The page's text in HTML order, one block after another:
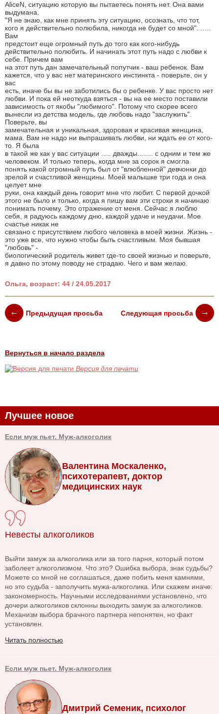
AliceN, ситуацию которую вы пытаетесь понять нет. Она вами
выдумана.
"Я не знаю, как мне принять эту ситуацию, осознать, что тот,
кого я действительно полюбила, никогда не будет со мной". .....
Вам
предстоит еще огромный путь до того как кого-нибудь
действительно полюбить. И начинать этот путь надо с любви к
себе. Причем вам
на этот путь дан замечательный попутчик - ваш ребенок. Вам
кажется, что у вас нет материнского инстинкта - поверьте, он у
вас
есть, иначе бы вы не заботились бы о ребенке. У вас просто нет
любви. И пока ей неоткуда взяться - вы на ее место поставили
зависимость от якобы "любимого". Потому что скорее всего
вынесли из детства модель, где любовь надо "заслужить".
Поверьте, вы
замечательная и уникальная, здоровая и красивая женщина,
мама. Вам не надо ни выпрашивать любви, ни ждать ее от кого-
то. Я была
в такой же как у вас ситуации ..... дважды........ с одним и тем же
человеком. И только теперь, когда мне за сорок я смогла
понять какой огромный путь был от "влюбленной" девчонки до
зрелой и счастливой женщины. Моей малышке три года и она
целует мне
руки, она каждый день говорит мне что любит. С первой дочкой
этого не было и только, когда я пишу вам эти строки я начинаю
понимать почему. Это отражение от меня. Сейчас я люблю
себя, я радуюсь каждому дню, каждой удаче и неудачи. Мое
счастье никак не
связано с присутствием любого человека в моей жизни. Жизнь -
это уже все, что нужно чтобы быть счастливым. Моя бывшая
"любовь" -
биологический родитель живет где-то своей жизнью и поверьте,
я давно по этому поводу не страдаю. Чего и вам желаю.
Ольга, возраст: 44 / 24.05.2017
Предыдущая просьба Следующая просьба
Вернуться в начало раздела
Версия для печати
Лучшее новое
Если муж пьет. Муж-алкоголик
Валентина Москаленко,
психотерапевт, доктор
медицинских наук
Невесты алкоголиков
Выйти замуж за алкоголика или за того парня, который потом
заболеет алкоголизмом. Что это? Ошибка выбора, знак судьбы?
Можете со мной не соглашаться, даже побить меня камнями,
но это судьба - заполучить мужа-алкоголика. Или скажем иначе:
закономерность. Научными исследованиями установлено, что
дочери алкоголиков склонны выходить замуж за алкоголиков.
Механизм выбора брачного партнера непонятен, но факт
установлен.
Читать полностью
Если муж пьет. Муж-алкоголик
Дмитрий Семеник, психолог